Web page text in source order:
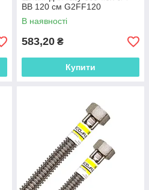
ВВ 120 см G2FF120
В наявності
583,20 ₴
Купити